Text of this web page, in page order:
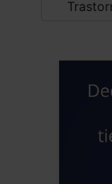
en
insight.
han
sientan de
temidos,